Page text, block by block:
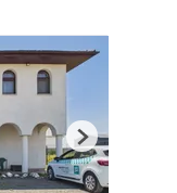
Next